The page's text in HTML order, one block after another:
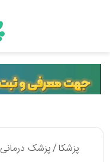
پزشکا/پزشک درمانی